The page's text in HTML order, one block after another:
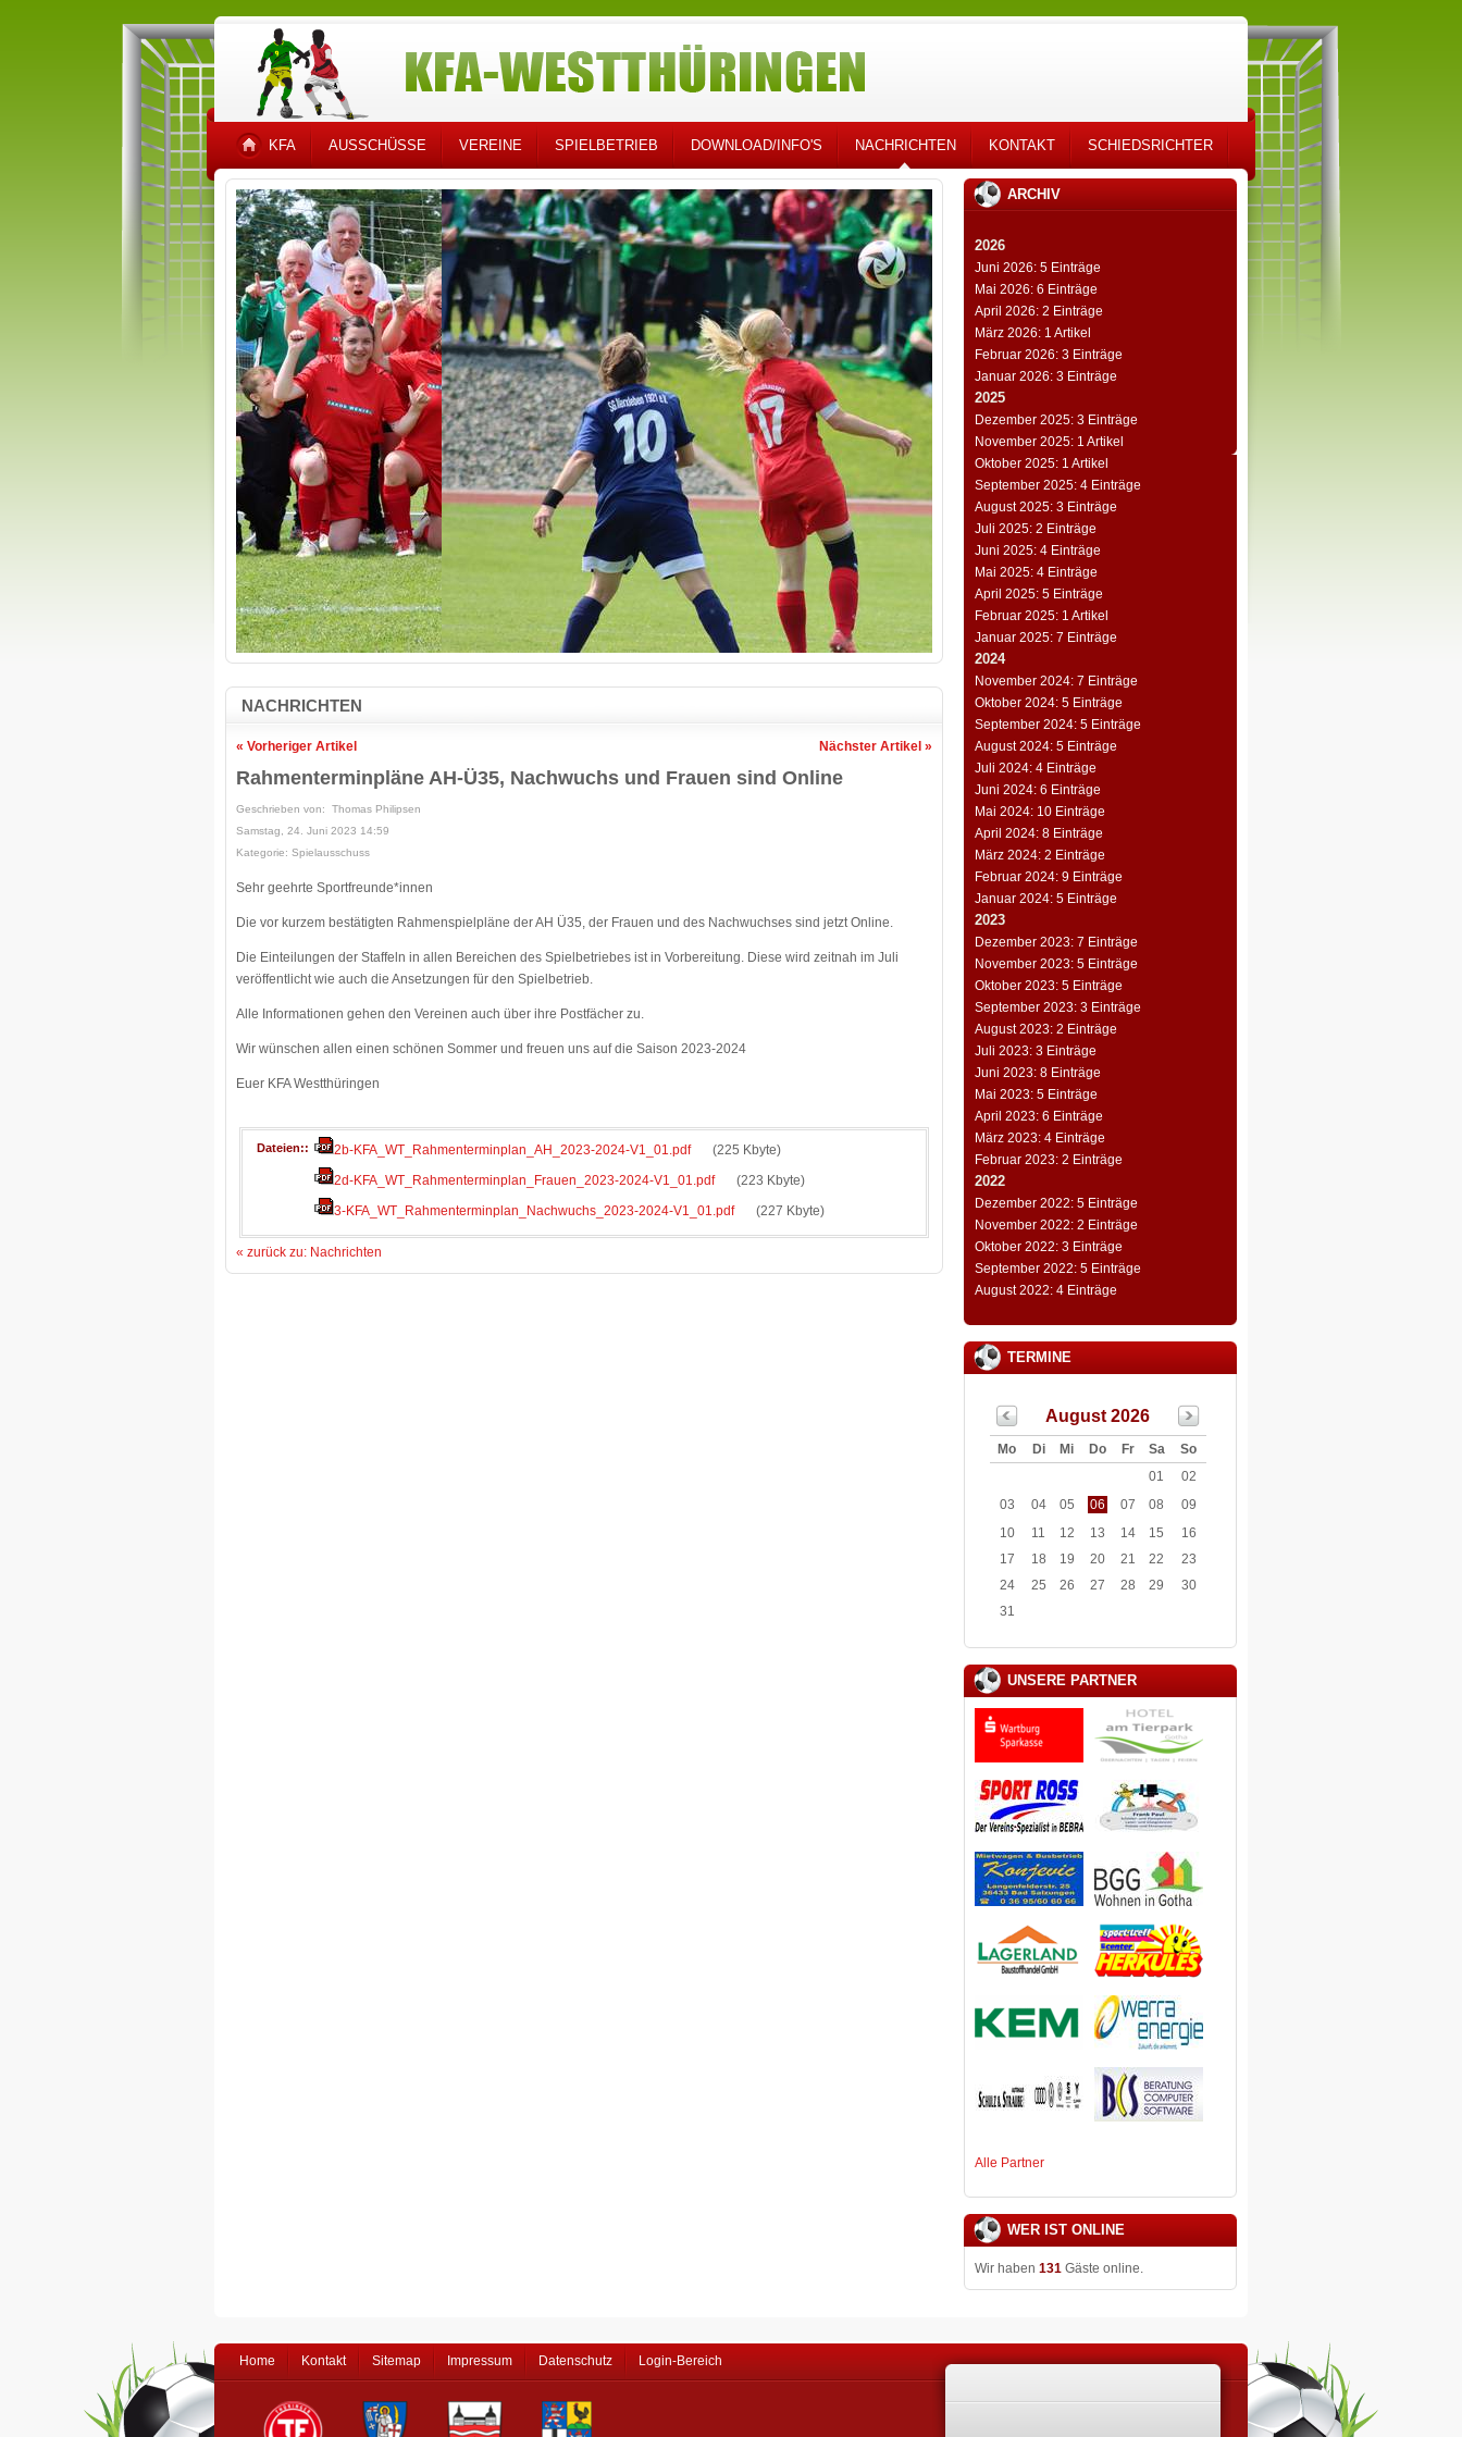
KFA AUSSCHÜSSE VEREINE SPIELBETRIEB DOWNLOAD/INFO'S NACHRICHTEN KONTAKT SCHIEDSRICHTER
NACHRICHTEN
Nächster Artikel »
« Vorheriger Artikel
Rahmenterminpläne AH-Ü35, Nachwuchs und Frauen sind Online
Geschrieben von: Thomas Philipsen
Samstag, 24. Juni 2023 14:59
Kategorie: Spielausschuss
Sehr geehrte Sportfreunde*innen
Die vor kurzem bestätigten Rahmenspielpläne der AH Ü35, der Frauen und des Nachwuchses sind jetzt Online.
Die Einteilungen der Staffeln in allen Bereichen des Spielbetriebes ist in Vorbereitung. Diese wird zeitnah im Juli
veröffentlicht wie auch die Ansetzungen für den Spielbetrieb.
Alle Informationen gehen den Vereinen auch über ihre Postfächer zu.
Wir wünschen allen einen schönen Sommer und freuen uns auf die Saison 2023-2024
Euer KFA Westthüringen
Dateien: 2b-KFA_WT_Rahmenterminplan_AH_2023-2024-V1_01.pdf
(225 Kbyte)
2d-KFA_WT_Rahmenterminplan_Frauen_2023-2024-V1_01.pdf
(223 Kbyte)
3-KFA_WT_Rahmenterminplan_Nachwuchs_2023-2024-V1_01.pdf
(227 Kbyte)
« zurück zu: Nachrichten
ARCHIV
2026
Juni 2026: 5 Einträge
Mai 2026: 6 Einträge
April 2026: 2 Einträge
März 2026: 1 Artikel
Februar 2026: 3 Einträge
Januar 2026: 3 Einträge
2025
Dezember 2025: 3 Einträge
November 2025: 1 Artikel
Oktober 2025: 1 Artikel
September 2025: 4 Einträge
August 2025: 3 Einträge
Juli 2025: 2 Einträge
Juni 2025: 4 Einträge
Mai 2025: 4 Einträge
April 2025: 5 Einträge
Februar 2025: 1 Artikel
Januar 2025: 7 Einträge
2024
November 2024: 7 Einträge
Oktober 2024: 5 Einträge
September 2024: 5 Einträge
August 2024: 5 Einträge
Juli 2024: 4 Einträge
Juni 2024: 6 Einträge
Mai 2024: 10 Einträge
April 2024: 8 Einträge
März 2024: 2 Einträge
Februar 2024: 9 Einträge
Januar 2024: 5 Einträge
2023
Dezember 2023: 7 Einträge
November 2023: 5 Einträge
Oktober 2023: 5 Einträge
September 2023: 3 Einträge
August 2023: 2 Einträge
Juli 2023: 3 Einträge
Juni 2023: 8 Einträge
Mai 2023: 5 Einträge
April 2023: 6 Einträge
März 2023: 4 Einträge
Februar 2023: 2 Einträge
2022
Dezember 2022: 5 Einträge
November 2022: 2 Einträge
Oktober 2022: 3 Einträge
September 2022: 5 Einträge
August 2022: 4 Einträge
TERMINE
August 2026
Mo Di Mi Do Fr Sa
So
01
02
03
04 05 06 07 08
09
10
11 12 13 14 15
16
17
18 19 20 21 22
23
24
25 26 27 28 29
30
31
UNSERE PARTNER
Alle Partner
WER IST ONLINE
Wir haben 131Gäste online.
Home Kontakt Sitemap Impressum Datenschutz Login-Bereich